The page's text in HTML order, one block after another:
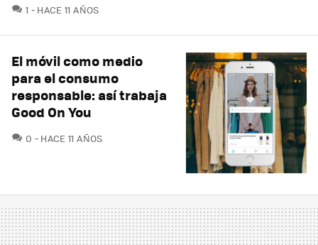
1 COMENTARIOS
HACE 11 AÑOS
El móvil como medio
para el consumo
responsable: así trabaja
Good On You
0 COMENTARIOS
HACE 11 AÑOS